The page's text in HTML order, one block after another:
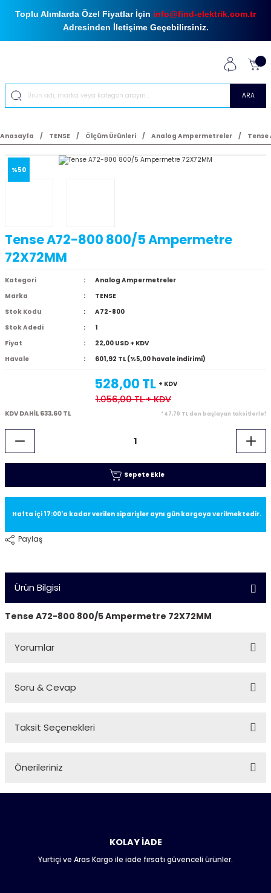
Toplu Alımlarda Özel Fiyatlar İçin info@find-elektrik.com.tr
Adresinden İletişime Geçebilirsiniz.
ARA
Anasayfa TENSE Ölçüm Ürünleri Analog Ampermetreler Tense
%50
Tense A72-800 800/5 Ampermetre
72X72MM
Kategori
Analog Ampermetreler
Marka
TENSE
Stok Kodu
A72-800
Stok Adedi
1
Fiyat
22,00 USD + KDV
Havale
601,92 TL (%5,00 havale indirimi)
528,00 TL + KDV
1.056,00 TL+ KDV
KDV DAHİL 633,60 TL *47,70 TL den başlayan taksitlerle!
Sepete Ekle
Hafta içi 17:00'a kadar verilen siparişler aynı gün kargoya verilmektedir.
Paylaş
Ürün Bilgisi
Tense A72-800 800/5 Ampermetre 72X72MM
Yorumlar
Soru & Cevap
Ürün hakkında henüz soru sorulmamış.
Taksit Seçenekleri
Önerileriniz
Bu ürünün fiyat bilgisi, resim, ürün açıklamalarında ve diğer
Ürün resmi kalitesiz, bozuk veya görüntülenemiyor.
KOLAY İADE
Yurtiçi ve Aras Kargo ile iade fırsatı güvenceli ürünler.